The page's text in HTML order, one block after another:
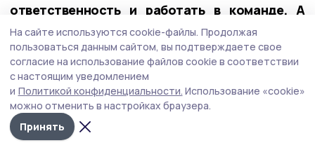
ответственность и работать в команде. А
обучение в рамках «Героев Тамбовщины» дало
новые знания, навыки и умения, — отметил
Евгений Первышов.
На сайте используются cookie-файлы. Продолжая
пользоваться данным сайтом, вы подтверждаете свое
согласие на использование файлов cookie в соответствии
с настоящим уведомлением
и Политикой конфиденциальности. Использование «cookie»
можно отменить в настройках браузера.
Принять